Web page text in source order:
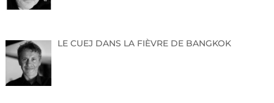
LE CUEJ DANS LA FIÈVRE DE BANGKOK